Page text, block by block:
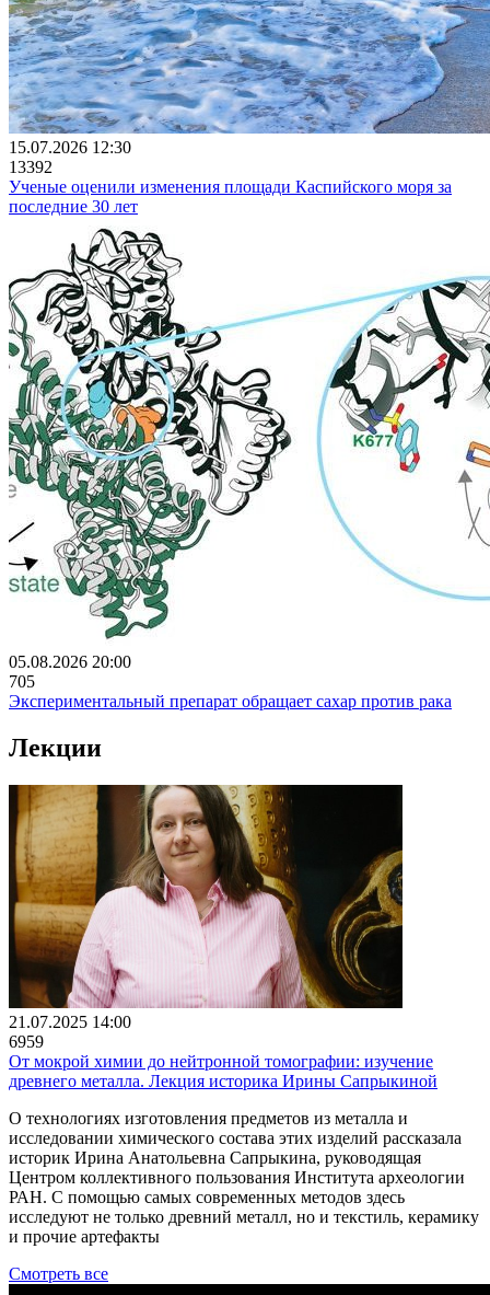
15.07.2026 12:30
13392
Ученые оценили изменения площади Каспийского моря за
последние 30 лет
05.08.2026 20:00
705
Экспериментальный препарат обращает сахар против рака
Лекции
21.07.2025 14:00
6959
От мокрой химии до нейтронной томографии: изучение
древнего металла. Лекция историка Ирины Сапрыкиной
О технологиях изготовления предметов из металла и
исследовании химического состава этих изделий рассказала
историк Ирина Анатольевна Сапрыкина, руководящая
Центром коллективного пользования Института археологии
РАН. С помощью самых современных методов здесь
исследуют не только древний металл, но и текстиль, керамику
и прочие артефакты
Смотреть все